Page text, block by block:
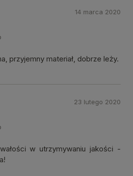
przyjemny materiał, dobrze leży.
14 marca 2020
w utrzymywaniu jakości -
23 lutego 2020